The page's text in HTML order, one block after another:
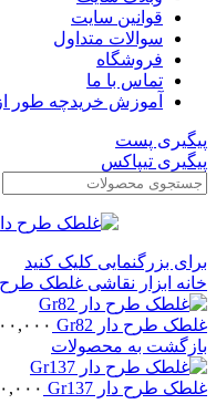
قوانین سایت
سوالات متداول
فروشگاه
تماس با ما
آموزش خریدچه طور
پیگیری پست
پیگیری تیپاکس
برای بزرگنمایی کلیک کنید
خانه ابزار نقاشی غلطک طرح
غلطک طرح دار Gr82
بازگشت به محصولات
غلطک طرح دار Gr137